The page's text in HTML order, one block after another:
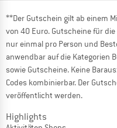
**Der Gutschein gilt ab einem
von 40 Euro. Gutscheine für
nur einmal pro Person und
anwendbar auf die Kategorien
sowie Gutscheine. Keine
Codes kombinierbar. Der
veröffentlicht werden.
Highlights